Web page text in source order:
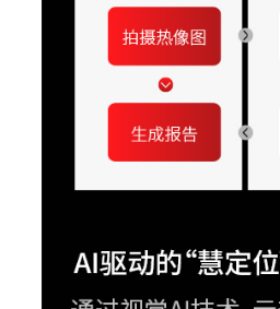
像元间距
响应波段
图像帧频
镜头视场角(FOV)
镜头焦距
对焦方式